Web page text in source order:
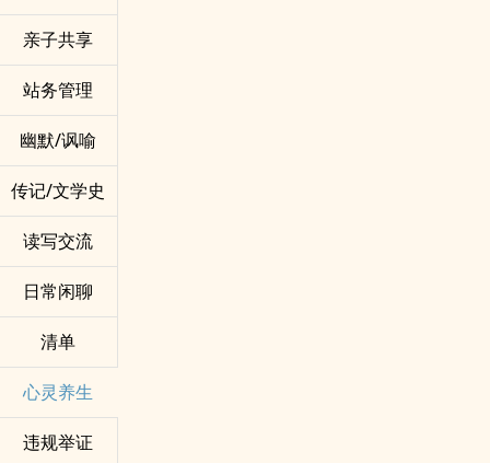
亲子共享
站务管理
幽默/讽喻
传记/文学史
读写交流
日常闲聊
清单
心灵养生
违规举证